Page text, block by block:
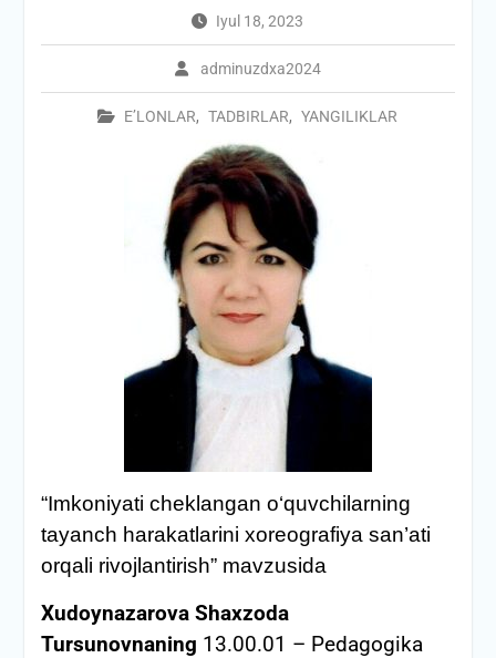
Iyul 18, 2023
adminuzdxa2024
E’LONLAR, TADBIRLAR, YANGILIKLAR
“Imkoniyati cheklangan o‘quvchilarning
tayanch harakatlarini xoreografiya san’ati
orqali rivojlantirish” mavzusida
Xudoynazarova Shaxzoda
Tursunovnaning 13.00.01 – Pedagogika